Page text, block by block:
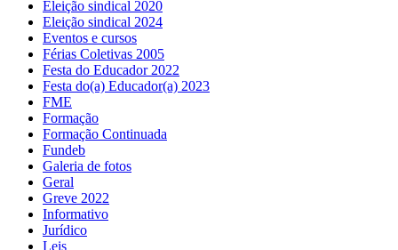
Eleição sindical 2020
Eleição sindical 2024
Eventos e cursos
Férias Coletivas 2005
Festa do Educador 2022
Festa do(a) Educador(a) 2023
FME
Formação
Formação Continuada
Fundeb
Galeria de fotos
Geral
Greve 2022
Informativo
Jurídico
Leis